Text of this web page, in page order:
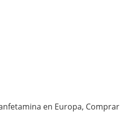
en Europa, Comprar